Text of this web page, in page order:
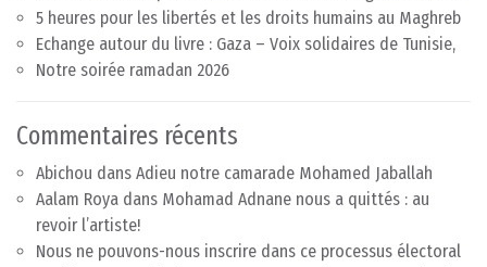
5 heures pour les libertés et les droits humains au Maghreb
Echange autour du livre : Gaza – Voix solidaires de Tunisie,
Notre soirée ramadan 2026
Commentaires récents
Abichou dans Adieu notre camarade Mohamed Jaballah
Aalam Roya dans Mohamad Adnane nous a quittés : au
revoir l’artiste!
Nous ne pouvons-nous inscrire dans ce processus électoral